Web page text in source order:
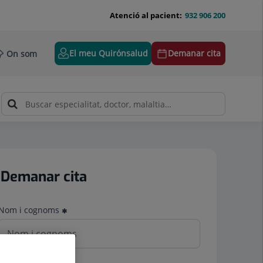
932 906 200
Atenció al pacient:
On som El meu Quirónsalud Demanar cita
Demanar cita
i cognoms